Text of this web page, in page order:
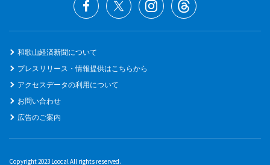
和歌山経済新聞について
プレスリリース・情報提供はこちらから
アクセスデータの利用について
お問い合わせ
広告のご案内
Copyright 2023 Loocal All rights reserved.